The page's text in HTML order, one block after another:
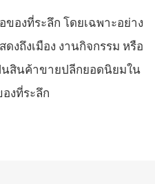
องที่ระลึก โดยเฉพาะอย่าง
งถึงเมือง งานกิจกรรม หรือ
นสินค้าขายปลีกยอดนิยมใน
งที่ระลึก